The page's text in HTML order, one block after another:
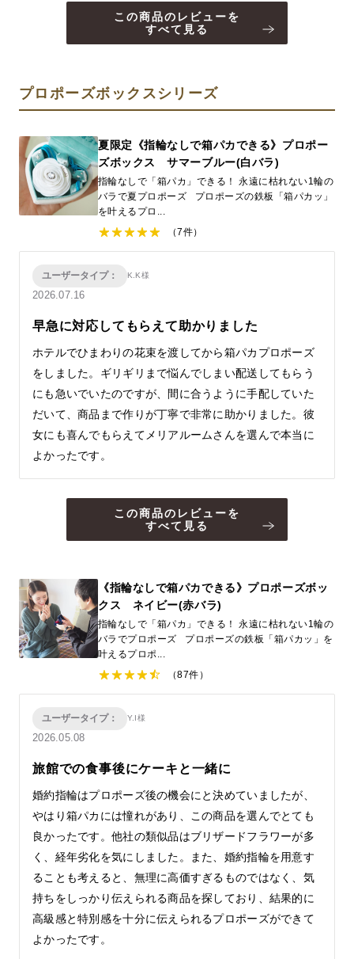
この商品のレビューを
すべて見る
プロポーズボックスシリーズ
夏限定《指輪なしで箱パカできる》プロポー
ズボックス サマーブルー(白バラ)
指輪なしで「箱パカ」できる！ 永遠に枯れない1輪の
バラで夏プロポーズ プロポーズの鉄板「箱パカッ」
を叶えるプロ...
（7件）
ユーザータイプ： K.K様
2026.07.16
早急に対応してもらえて助かりました
ホテルでひまわりの花束を渡してから箱パカプロポーズ
をしました。ギリギリまで悩んでしまい配送してもらう
にも急いでいたのですが、間に合うように手配していた
だいて、商品まで作りが丁寧で非常に助かりました。彼
女にも喜んでもらえてメリアルームさんを選んで本当に
よかったです。
この商品のレビューを
すべて見る
《指輪なしで箱パカできる》プロポーズボッ
クス ネイビー(赤バラ)
指輪なしで「箱パカ」できる！ 永遠に枯れない1輪の
バラでプロポーズ プロポーズの鉄板「箱パカッ」を
叶えるプロポ...
（87件）
ユーザータイプ： Y.I様
2026.05.08
旅館での食事後にケーキと一緒に
婚約指輪はプロポーズ後の機会にと決めていましたが、
やはり箱パカには憧れがあり、この商品を選んでとても
良かったです。他社の類似品はブリザードフラワーが多
く、経年劣化を気にしました。また、婚約指輪を用意す
ることも考えると、無理に高価すぎるものではなく、気
持ちをしっかり伝えられる商品を探しており、結果的に
高級感と特別感を十分に伝えられるプロポーズができて
よかったです。